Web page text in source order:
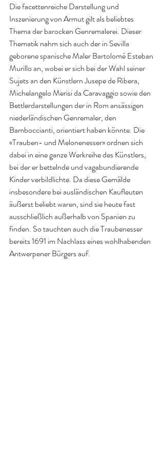
Die facettenreiche Darstellung und
Inszenierung von Armut gilt als beliebtes
Thema der barocken Genremalerei. Dieser
Thematik nahm sich auch der in Sevilla
geborene spanische Maler Bartolomé Esteban
Murillo an, wobei er sich bei der Wahl seiner
Sujets an den Künstlern Jusepe de Ribera,
Michelangelo Merisi da Caravaggio sowie den
Bettlerdarstellungen der in Rom ansässigen
niederländischen Genremaler, den
Bamboccianti, orientiert haben könnte. Die
«Trauben- und Melonenesser» ordnen sich
dabei in eine ganze Werkreihe des Künstlers,
bei der er bettelnde und vagabundierende
Kinder verbildlichte. Da diese Gemälde
insbesondere bei ausländischen Kaufleuten
äußerst beliebt waren, sind sie heute fast
ausschließlich außerhalb von Spanien zu
finden. So tauchten auch die Traubenesser
bereits 1691 im Nachlass eines wohlhabenden
Antwerpener Bürgers auf.